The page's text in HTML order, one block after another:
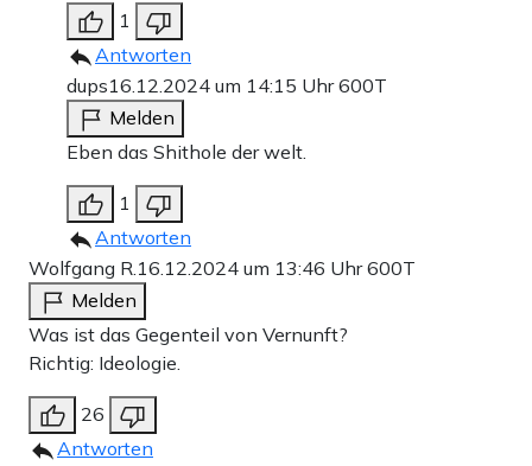
1
Antworten
dups16.12.2024 um 14:15 Uhr600T
Melden
Eben das Shithole der welt.
1
Antworten
Wolfgang R.16.12.2024 um 13:46 Uhr600T
Melden
Was ist das Gegenteil von Vernunft?
Richtig: Ideologie.
26
Antworten